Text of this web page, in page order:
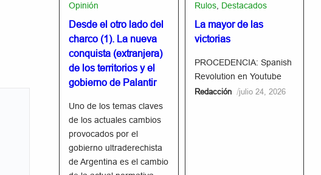
Opinión
Desde el otro lado del
charco (1). La nueva
conquista (extranjera)
de los territorios y el
gobierno de Palantir
Uno de los temas claves
de los actuales cambios
provocados por el
gobierno ultraderechista
de Argentina es el cambio
Rulos, Destacados
La mayor de las
victorias
PROCEDENCIA: Spanish
Revolution en Youtube
Redacción /julio 24, 2026